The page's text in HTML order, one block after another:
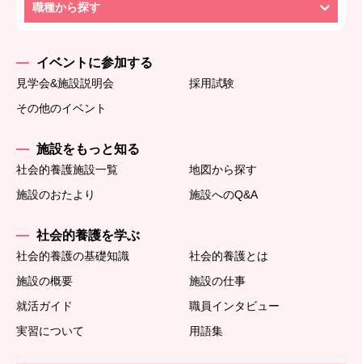
職種から探す
イベントに参加する
見学会&施設説明会
採用試験
その他のイベント
施設をもっと知る
社会的養護施設一覧
地図から探す
施設のおたより
施設へのQ&A
社会的養護を学ぶ
社会的養護の基礎知識
社会的養護とは
施設の概要
施設の仕事
就活ガイド
職員インタビュー
実習について
用語集